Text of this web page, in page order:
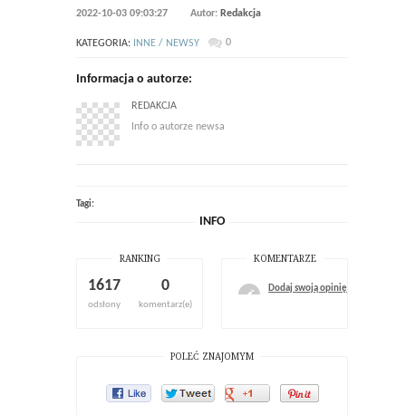
2022-10-03 09:03:27 Autor: Redakcja
KATEGORIA: INNE / NEWSY 0
Informacja o autorze:
REDAKCJA
Info o autorze newsa
Tagi:
INFO
RANKING
1617
odsłony
0
komentarz(e)
KOMENTARZE
Dodaj swoją opinię
POLEĆ ZNAJOMYM